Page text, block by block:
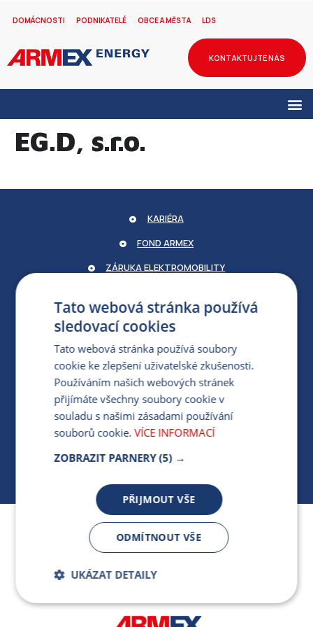
DOMÁCNOSTI PODNIKATELÉ OBCE A MĚSTA LDS
KONTAKTUJTE NÁS
EG.D, s.r.o.
Jsme součástí skupiny ARMEX a členem Asociace
nezávislých dodavatelů energií.
KARIÉRA
FOND ARMEX
ZÁRUKA ELEKTROMOBILITY
PRO MÉDIA
MÁM DOTAZ KE STÁVAJÍCÍ SMLOUVĚ
412 154 154
PO-PÁ 7:30-17:00
Tato webová stránka používá
sledovací cookies
Tato webová stránka používá soubory
cookie ke zlepšení uživatelské zkušenosti.
Používáním našich webových stránek
přijímáte všechny soubory cookie v
souladu s našimi zásadami používání
souborů cookie. VÍCE INFORMACÍ
ZOBRAZIT PARNERY (5) →
PŘIJMOUT VŠE
ODMÍTNOUT VŠE
UKÁZAT DETAILY
Bezpodmínečně
nutné soubory
Výkonnostní